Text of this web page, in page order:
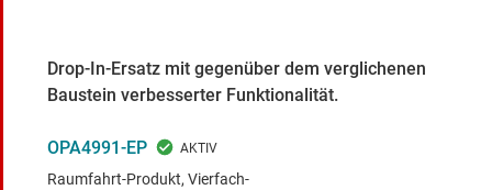
Drop-In-Ersatz mit gegenüber dem verglichenen
Baustein verbesserter Funktionalität.
OPA4991-EP
Raumfahrt-Produkt, Vierfach-